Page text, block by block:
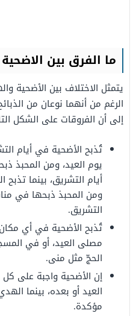
ما الفرق بين
يتمثل الاختلاف بين الأضحية
الرغم من أنهما نوعان من
إلى أن الفروقات على الشكل
تُذبح الأضحية في أيام
يوم العيد، ومن المحبذ
أيام التشريق، بينما
ومن المحبذ ذبحها في
التشريق.
تُذبح الأضحية في أي
مصلى العيد، أو في
الحجّ مثل منى.
إن الأضحية واجبة على
العيد أو بعده، بينما
مؤكدة.